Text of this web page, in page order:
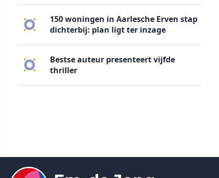
150 woningen in Aarlesche Erven stap
dichterbij: plan ligt ter inzage
Bestse auteur presenteert vijfde
thriller